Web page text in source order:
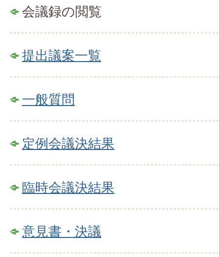
会議録の閲覧
提出議案一覧
一般質問
定例会議決結果
臨時会議決結果
意見書・決議